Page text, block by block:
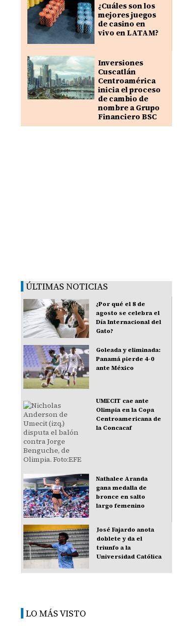
¿Cuáles son los
mejores juegos
de casino en
vivo en LATAM?
Inversiones
Cuscatlán
Centroamérica
inicia el proceso
de cambio de
nombre a Grupo
Financiero BSC
ÚLTIMAS NOTICIAS
¿Por qué el 8 de
agosto se celebra el
Día Internacional del
Gato?
Goleada y eliminada:
Panamá pierde 4-0
ante México
UMECIT cae ante
Olimpia en la Copa
Centroamericana de
la Concacaf
Nathalee Aranda
gana medalla de
bronce en salto
largo femenino
José Fajardo anota
doblete y da el
triunfo a la
Universidad Católica
LO MÁS VISTO